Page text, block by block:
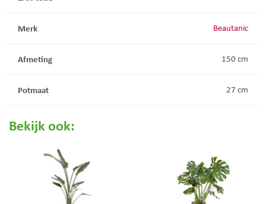
Merk Beautanic
Afmeting 150 cm
Potmaat 27 cm
Bekijk ook: